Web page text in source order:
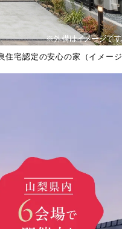
住宅認定の安心の家（イメージ